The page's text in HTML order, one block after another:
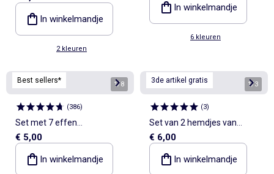
In winkelmandje
2 kleuren
In winkelmandje
6 kleuren
Best sellers* 1/8
(386)
Set met 7 effen
onderbroekjes
€ 5,00
In winkelmandje
3de artikel gratis 1/3
(3)
Set van 2 hemdjes van
pointelle breisel
€ 6,00
In winkelmandje